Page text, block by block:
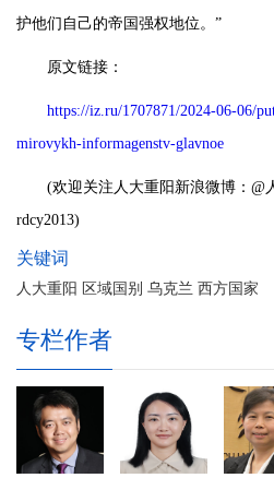
护他们自己的帝国强权地位。”
原文链接：
https://iz.ru/1707871/2024-06-06/
mirovykh-informagenstv-glavnoe
(欢迎关注人大重阳新浪微博：@
rdcy2013)
关键词
人大重阳 区域国别 乌克兰 西方国家
专栏作者